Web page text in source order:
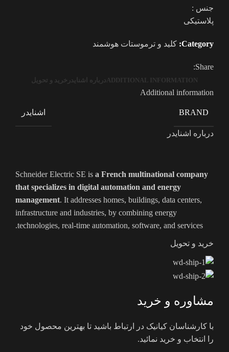
جنس :
پلاستیکی
Category: کلید و ترموستات هوشمند
Share:
ADDITIONAL INFORMATION درباره اشنایدر خرید و تحویل
Additional information
BRAND اشنایدر
درباره اشنایدر
Schneider Electric SE is a French multinational company
that specializes in digital automation and energy
management. It addresses homes, buildings, data centers,
infrastructure and industries, by combining energy
technologies, real-time automation, software, and services.
خرید و تحویل
مشاوره و خرید
با کارشناسان کیانیک در ارتباط باشید تا بهترین محصول خود
را انتخاب و خرید نمائید.